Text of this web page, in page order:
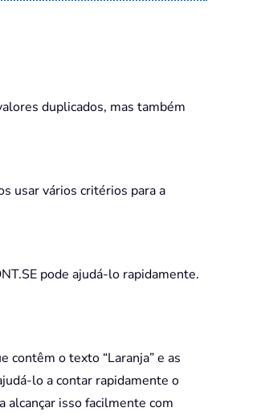
duplicados, mas também
usar vários critérios para a
pode ajudá-lo rapidamente.
contêm o texto “Laranja” e as
lo a contar rapidamente o
isso facilmente com